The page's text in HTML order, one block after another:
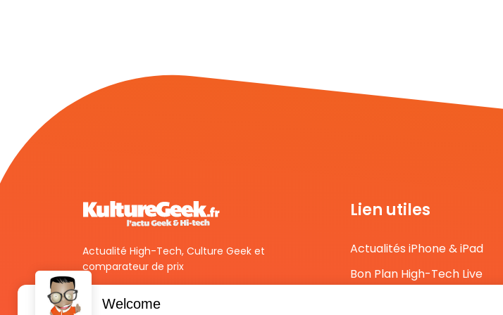
Actualité High-Tech, Culture Geek et
comparateur de prix
Lien utiles
Actualités iPhone & iPad
Bon Plan High-Tech Live
Welcome